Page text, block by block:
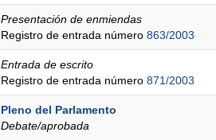
Presentación de enmiendas
Registro de entrada número 863/2003
Entrada de escrito
Registro de entrada número 871/2003
Pleno del Parlamento
Debate/aprobada